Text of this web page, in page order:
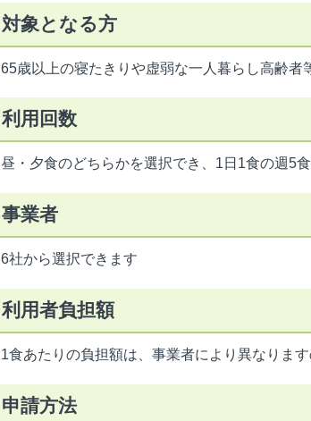
対象となる方
65歳以上の寝たきりや虚弱な一人暮らし高齢
利用回数
昼・夕食のどちらかを選択でき、1日1食の週5
事業者
6社から選択できます
利用者負担額
1食あたりの負担額は、事業者により異なりま
申請方法